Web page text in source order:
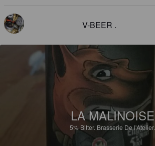
V-BEER .
LA MALINOISE
5% Bitter. Brasserie De l'Atelier.